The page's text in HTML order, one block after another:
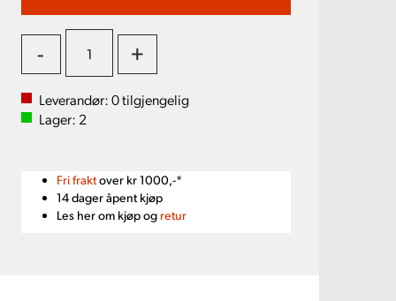
- +
Leverandør:0tilgjengelig
Lager: 2
Fri fraktover kr 1000,-*
14 dager åpent kjøp
Les her om kjøp og retur